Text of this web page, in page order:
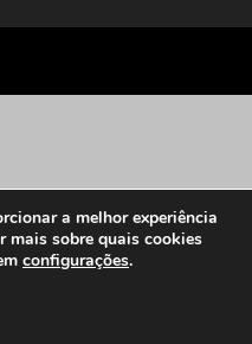
a melhor experiência
mais sobre quais cookies
configurações.
Banner